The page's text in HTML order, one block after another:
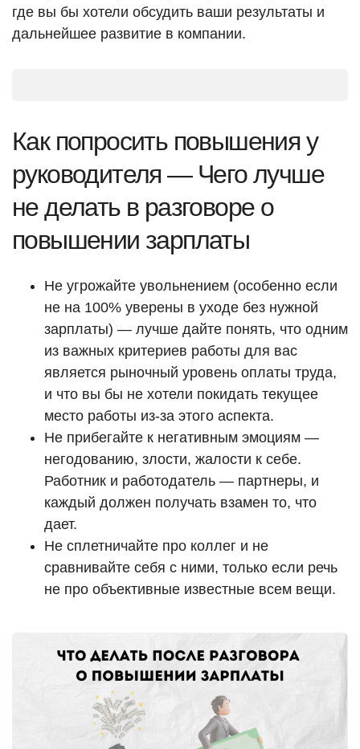
где вы бы хотели обсудить ваши результаты и
дальнейшее развитие в компании.
Как попросить повышения у
руководителя — Чего лучше
не делать в разговоре о
повышении зарплаты
Не угрожайте увольнением (особенно если
не на 100% уверены в уходе без нужной
зарплаты) — лучше дайте понять, что одним
из важных критериев работы для вас
является рыночный уровень оплаты труда,
и что вы бы не хотели покидать текущее
место работы из-за этого аспекта.
Не прибегайте к негативным эмоциям —
негодованию, злости, жалости к себе.
Работник и работодатель — партнеры, и
каждый должен получать взамен то, что
дает.
Не сплетничайте про коллег и не
сравнивайте себя с ними, только если речь
не про объективные известные всем вещи.